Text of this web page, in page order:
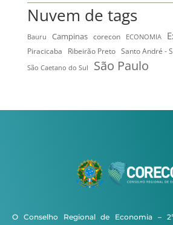
Nuvem de tags
Bauru Campinas corecon ECONOMIA
Piracicaba Ribeirão Preto Santo André -
São Caetano do Sul
São Paulo
O Conselho Regional de Economia –